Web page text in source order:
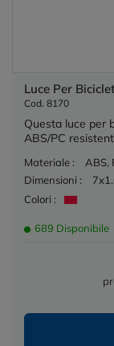
Luce Per
Cod. 8170
Questa luce per
ABS/PC
Materiale :
ABS,
Dimensioni :
Colori :
689 Disponibile